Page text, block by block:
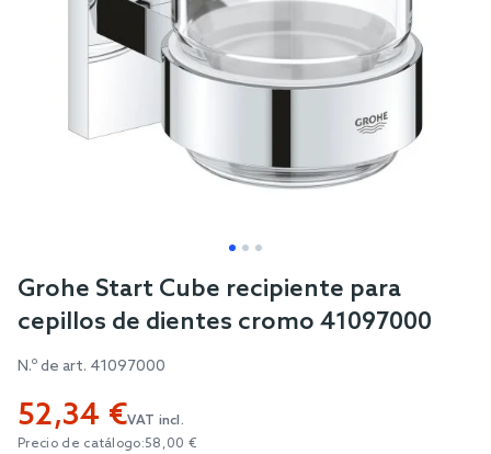
Skip
beginning
the
images
Grohe Start Cube recipiente para
cepillos de dientes cromo 41097000
N.º de art. 41097000
52,34 €VAT incl.
Precio de catálogo:58,00 €